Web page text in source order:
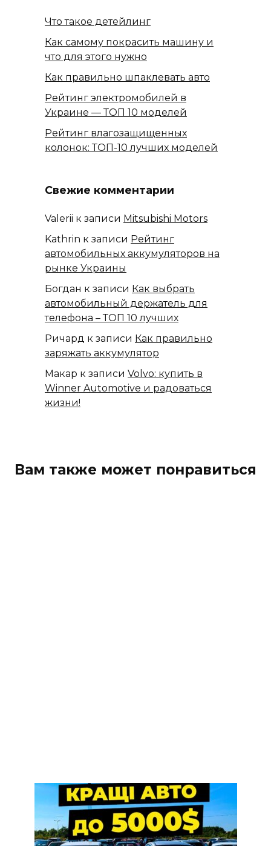
Что такое детейлинг
Как самому покрасить машину и
что для этого нужно
Как правильно шпаклевать авто
Рейтинг электромобилей в
Украине — ТОП 10 моделей
Рейтинг влагозащищенных
колонок: ТОП-10 лучших моделей
Свежие комментарии
Valerii к записи Mitsubishi Motors
Kathrin к записи Рейтинг
автомобильных аккумуляторов на
рынке Украины
Богдан к записи Как выбрать
автомобильный держатель для
телефона – ТОП 10 лучших
Ричард к записи Как правильно
заряжать аккумулятор
Макар к записи Volvo: купить в
Winner Automotive и радоваться
жизни!
Вам также может понравиться